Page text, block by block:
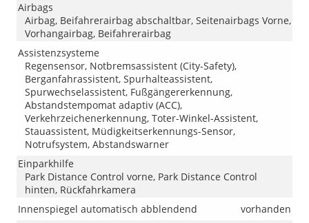
Airbags
Airbag, Beifahrerairbag abschaltbar, Seitenairbags Vorne,
Vorhangairbag, Beifahrerairbag
Assistenzsysteme
Regensensor, Notbremsassistent (City-Safety),
Berganfahrassistent, Spurhalteassistent,
Spurwechselassistent, Fußgängererkennung,
Abstandstempomat adaptiv (ACC),
Verkehrzeichenerkennung, Toter-Winkel-Assistent,
Stauassistent, Müdigkeitserkennungs-Sensor,
Notrufsystem, Abstandswarner
Einparkhilfe
Park Distance Control vorne, Park Distance Control
hinten, Rückfahrkamera
Innenspiegel automatisch abblendend
vorhanden